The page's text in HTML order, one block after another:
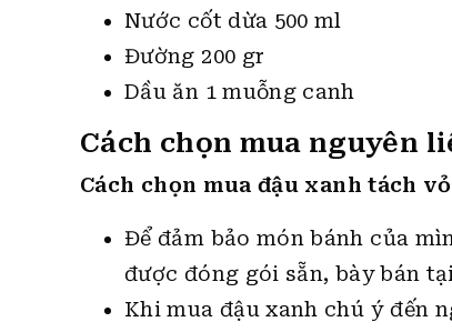
Nước cốt dừa 500 ml
Đường 200 gr
Dầu ăn 1 muỗng canh
Cách chọn mua nguyên
Cách chọn mua đậu xanh tách
Để đảm bảo món bánh của
được đóng gói sẵn, bày bán
Khi mua đậu xanh chú ý đến